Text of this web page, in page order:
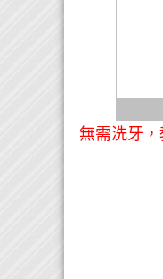
無需洗牙